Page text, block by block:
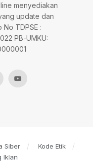
menyediakan
update dan
TDPSE :
PB-UMKU:
Siber
Kode Etik
Iklan